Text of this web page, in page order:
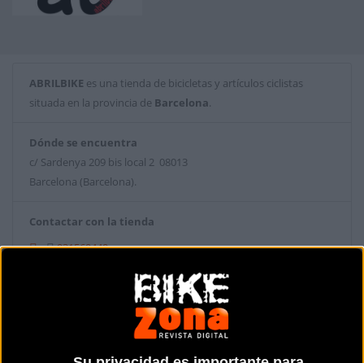
ABRILBIKE es una tienda de bicicletas y artículos ciclistas
situada en la provincia de Barcelona.
Dónde se encuentra
c/ Sardenya 209 bis local 2 08013
Barcelona (Barcelona).
Contactar con la tienda
931560440
Web y RRSS de la tienda